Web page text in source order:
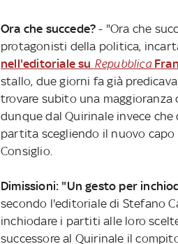
Ora che succede?- "Ora che
protagonisti della politica,
nell'editoriale su Repubblica
stallo, due giorni fa già
trovare subito una maggioranza
dunque dal Quirinale invece
partita scegliendo il nuovo
Consiglio.
Dimissioni: "Un gesto per
secondo l'editoriale di Stefano
inchiodare i partiti alle loro
successore al Quirinale il